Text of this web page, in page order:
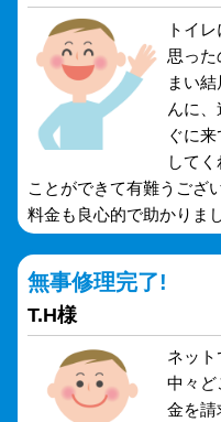
トイ
思っ
まい
んに
ぐに
して
ことができて有難うござ
料金も良心的で助かりまし
無事修理完了!
T.H様
ネット
中々ど
金を請